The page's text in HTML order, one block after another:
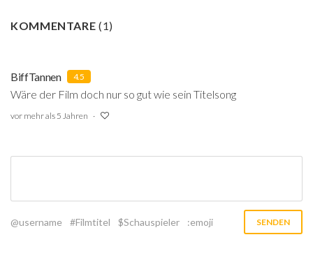
KOMMENTARE(1)
BiffTannen 4.5
Wäre der Film doch nur so gut wie sein Titelsong
vor mehr als 5 Jahren
@username #Filmtitel $Schauspieler :emoji